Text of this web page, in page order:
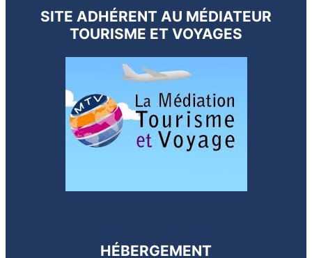
SITE ADHÉRENT AU MÉDIATEUR
TOURISME ET VOYAGES
HÉBERGEMENT